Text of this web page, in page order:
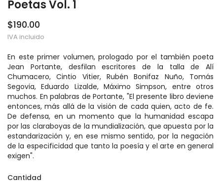
Poetas Vol. 1
$190.00
IVA incluido
En este primer volumen, prologado por el también poeta
Jean Portante, desfilan escritores de la talla de Alí
Chumacero, Cintio Vitier, Rubén Bonifaz Nuño, Tomás
Segovia, Eduardo Lizalde, Máximo Simpson, entre otros
muchos. En palabras de Portante, "El presente libro deviene
entonces, más allá de la visión de cada quien, acto de fe.
De defensa, en un momento que la humanidad escapa
por las claraboyas de la mundialización, que apuesta por la
estandarización y, en ese mismo sentido, por la negación
de la especificidad que tanto la poesía y el arte en general
exigen".
Cantidad